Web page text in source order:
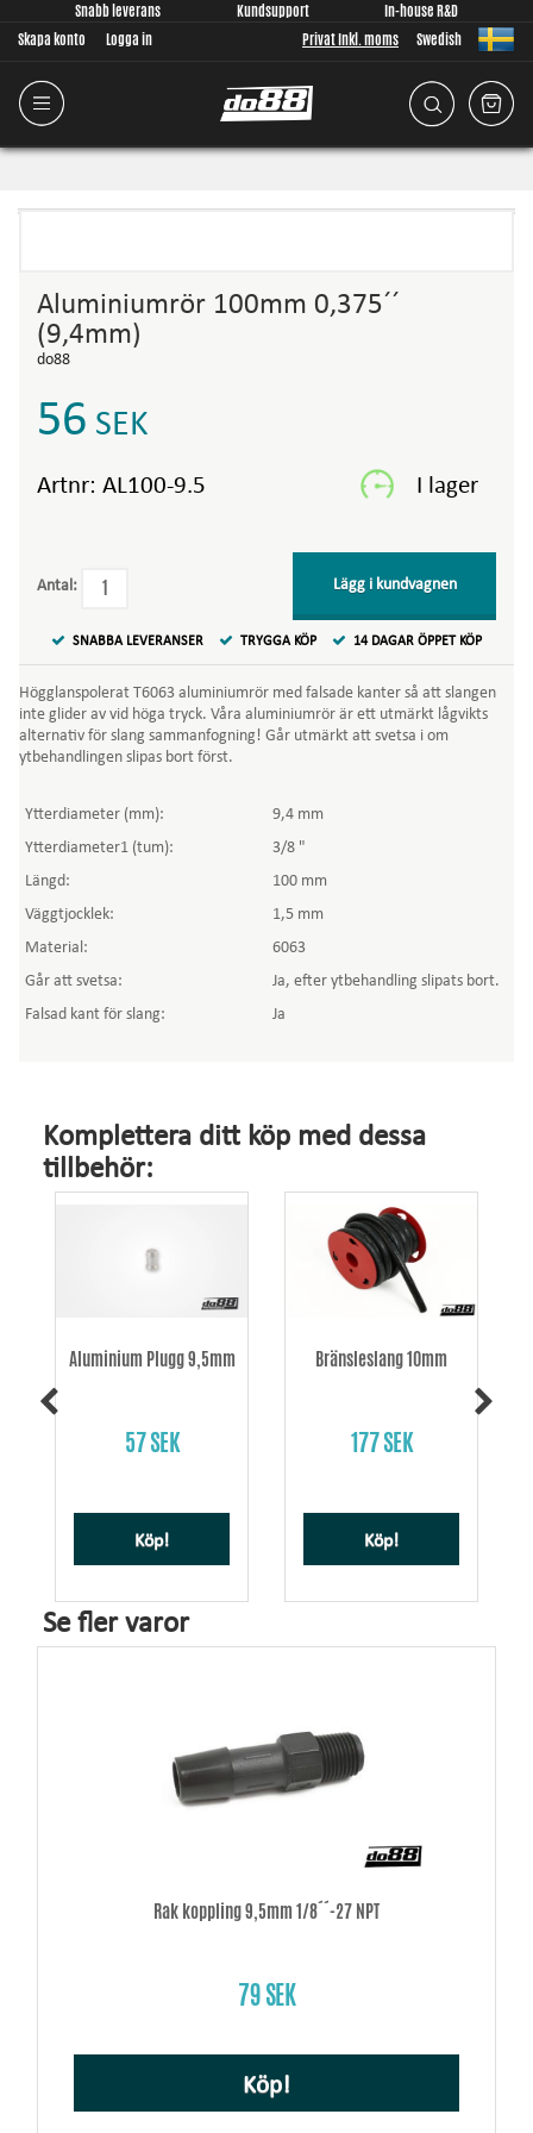
Snabb leverans Kundsupport
In-house R&D
Skapa konto
Logga in Privat Inkl. moms Swedish
Aluminiumrör 100mm 0,375´´
(9,4mm)
do88
56 SEK
Artnr: AL100-9.5
Antal: Lägg i kundvagnen
SNABBA LEVERANSER TRYGGA KÖP 14 DAGAR ÖPPET KÖP
Högglanspolerat T6063 aluminiumrör med falsade kanter så att slangen
inte glider av vid höga tryck. Våra aluminiumrör är ett utmärkt lågvikts
alternativ för slang sammanfogning! Går utmärkt att svetsa i om
ytbehandlingen slipas bort först.
Ytterdiameter (mm):
9,4 mm
Ytterdiameter1 (tum):
3/8 "
Längd:
100 mm
Väggtjocklek:
1,5 mm
Material:
6063
Går att svetsa:
Ja, efter ytbehandling slipats bort.
Falsad kant för slang:
Ja
Komplettera ditt köp med dessa
tillbehör:
Aluminium Plugg 9,5mm
57 SEK
Köp!
Bränsleslang 10mm
177 SEK
Köp!
Se fler varor
Rak koppling 9,5mm 1/8´´-27 NPT
79 SEK
Köp!